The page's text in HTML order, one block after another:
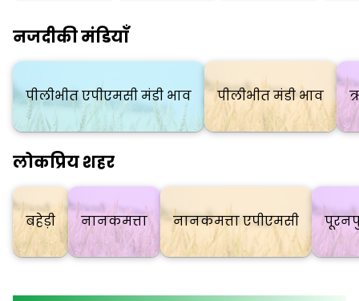
नजदीकी मंडियाँ
पीलीभीत एपीएमसी मंडी भाव पीलीभीत मंडी भाव
लोकप्रिय शहर
बहेड़ी नानकमत्ता नानकमत्ता एपीएमसी